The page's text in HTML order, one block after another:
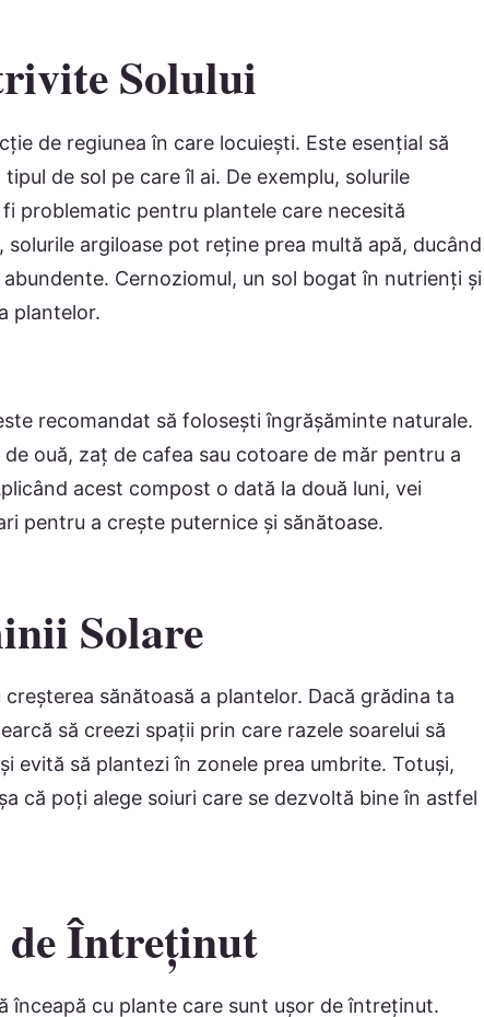
Solului
de regiunea în care locuiești. Este esențial să
de sol pe care îl ai. De exemplu, solurile
problematic pentru plantele care necesită
argiloase pot reține prea multă apă, ducând
Cernoziomul, un sol bogat în nutrienți și
plantelor.
recomandat să folosești îngrășăminte naturale.
ouă, zaț de cafea sau cotoare de măr pentru a
acest compost o dată la două luni, vei
pentru a crește puternice și sănătoase.
Solare
sănătoasă a plantelor. Dacă grădina ta
să creezi spații prin care razele soarelui să
evită să plantezi în zonele prea umbrite. Totuși,
că poți alege soiuri care se dezvoltă bine în astfel
de Întreținut
înceapă cu plante care sunt ușor de întreținut.